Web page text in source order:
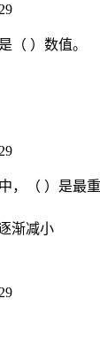
（ ）数值。
，（ ）是最重
渐减小